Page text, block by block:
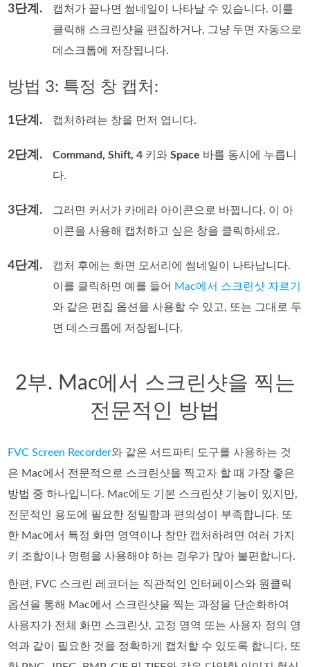
3단계.
캡처가 끝나면 썸네일이 나타날 수 있습니다. 이를
클릭해 스크린샷을 편집하거나, 그냥 두면 자동으로
데스크톱에 저장됩니다.
방법 3: 특정 창 캡처:
1단계. 캡처하려는 창을 먼저 엽니다.
2단계. Command, Shift, 4 키와Space 바를 동시에 누릅니
다.
3단계.
그러면 커서가 카메라 아이콘으로 바뀝니다. 이 아
이콘을 사용해 캡처하고 싶은 창을 클릭하세요.
4단계.
캡처 후에는 화면 모서리에 썸네일이 나타납니다.
이를 클릭하면 예를 들어 Mac에서 스크린샷 자르기
와 같은 편집 옵션을 사용할 수 있고, 또는 그대로 두
면 데스크톱에 저장됩니다.
2부. Mac에서 스크린샷을 찍는
전문적인 방법
FVC Screen Recorder와 같은 서드파티 도구를 사용하는 것
은 Mac에서 전문적으로 스크린샷을 찍고자 할 때 가장 좋은
방법 중 하나입니다. Mac에도 기본 스크린샷 기능이 있지만,
전문적인 용도에 필요한 정밀함과 편의성이 부족합니다. 또
한 Mac에서 특정 화면 영역이나 창만 캡처하려면 여러 가지
키 조합이나 명령을 사용해야 하는 경우가 많아 불편합니다.
한편, FVC 스크린 레코더는 직관적인 인터페이스와 원클릭
옵션을 통해 Mac에서 스크린샷을 찍는 과정을 단순화하여
사용자가 전체 화면 스크린샷, 고정 영역 또는 사용자 정의 영
역과 같이 필요한 것을 정확하게 캡처할 수 있도록 합니다. 또